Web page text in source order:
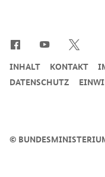
©
INHALT KONTAKT
DATENSCHUTZ